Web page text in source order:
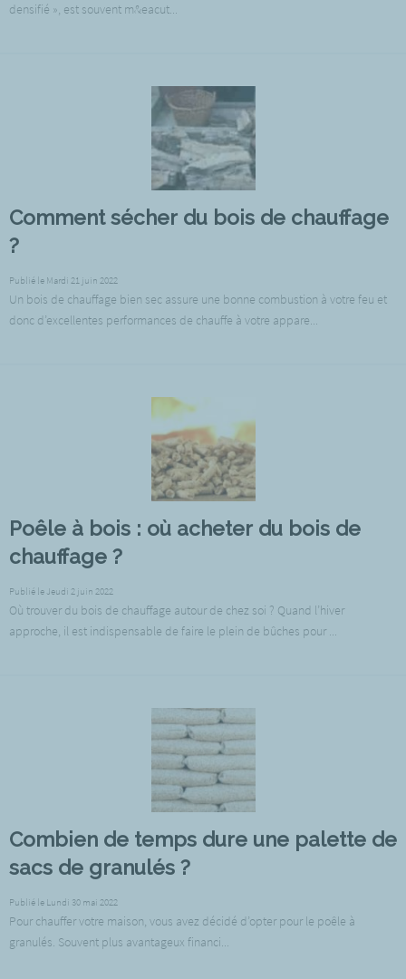
densifié », est souvent m&eacut...
Comment sécher du bois de chauffage
?
Publié le Mardi 21 juin 2022
Un bois de chauffage bien sec assure une bonne combustion à votre feu et
donc d’excellentes performances de chauffe à votre appare...
Poêle à bois : où acheter du bois de
chauffage ?
Publié le Jeudi 2 juin 2022
Où trouver du bois de chauffage autour de chez soi ? Quand l’hiver
approche, il est indispensable de faire le plein de bûches pour ...
Combien de temps dure une palette de
sacs de granulés ?
Publié le Lundi 30 mai 2022
Pour chauffer votre maison, vous avez décidé d’opter pour le poêle à
granulés. Souvent plus avantageux financi...